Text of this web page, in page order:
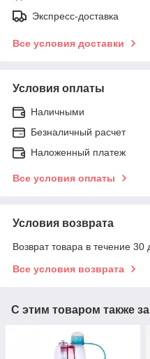
Экспресс-доставка
Все условия доставки
Условия оплаты
Наличными
Безналичный расчет
Наложенный платеж
Все условия оплаты
Условия возврата
Возврат товара в течение 30
Все условия возврата
С этим товаром также